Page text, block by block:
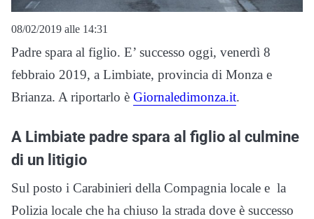
08/02/2019 alle 14:31
Padre spara al figlio. E’ successo oggi, venerdì 8
febbraio 2019, a Limbiate, provincia di Monza e
Brianza. A riportarlo è Giornaledimonza.it.
A Limbiate padre spara al figlio al culmine
di un litigio
Sul posto i Carabinieri della Compagnia locale e la
Polizia locale che ha chiuso la strada dove è successo